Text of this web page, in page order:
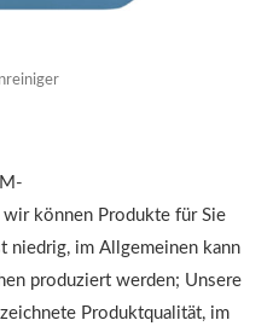
können Produkte für Sie
niedrig, im Allgemeinen kann
produziert werden; Unsere
Produktqualität, im